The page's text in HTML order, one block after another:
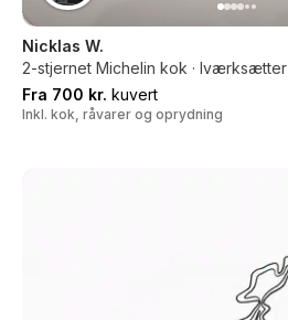
Nicklas W.
2-stjernet Michelin kok · Iværksætter
Fra 700 kr. kuvert
Inkl. kok, råvarer og oprydning